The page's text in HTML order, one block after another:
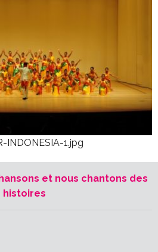
INDONESIA-1.jpg
et nous chantons des
histoires